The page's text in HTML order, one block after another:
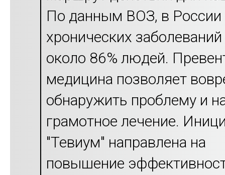
По данным ВОЗ, в России
хронических
около 86% людей.
медицина позволяет
обнаружить проблему и
грамотное лечение.
"Тевиум" направлена на
повышение